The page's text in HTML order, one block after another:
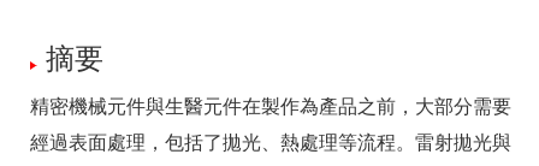
摘要
精密機械元件與生醫元件在製作為產品之前，大部分需要
經過表面處理，包括了拋光、熱處理等流程。雷射拋光與